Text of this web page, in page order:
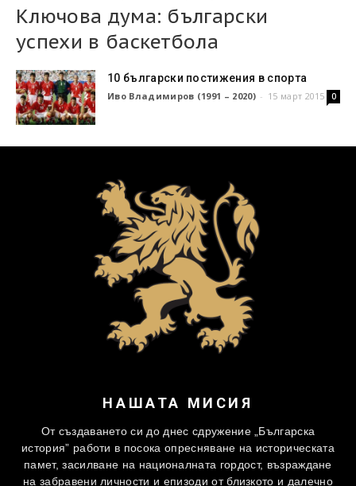
Ключова дума: български
успехи в баскетбола
10 български постижения в спорта
Иво Владимиров (1991 – 2020) - 15 март 2015 0
НАШАТА МИСИЯ
От създаването си до днес сдружение „Българска
история” работи в посока опресняване на историческата
памет, засилване на националната гордост, възраждане
на забравени личности и епизоди от близкото и далечно